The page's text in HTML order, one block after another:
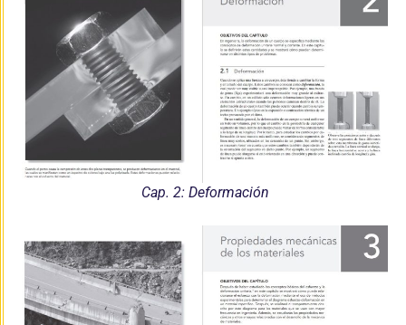
Cap. 2: Deformación